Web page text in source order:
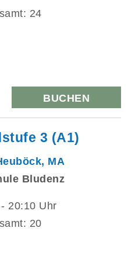
24
BUCHEN
3 (A1)
MA
Bludenz
20:10 Uhr
20